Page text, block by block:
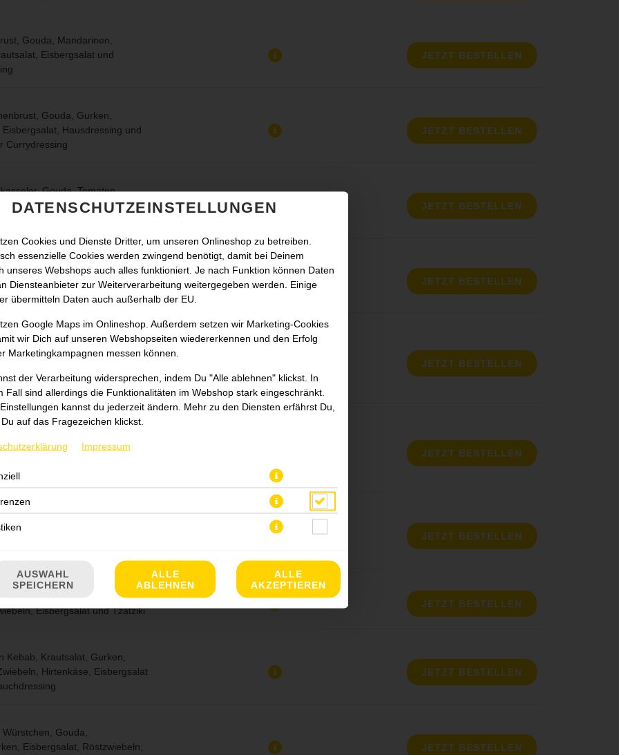
Gouda, Mandarinen,
Eisbergsalat und
JETZT BESTELLEN
Gouda, Gurken,
Eisbergsalat, Hausdressing und
Currydressing
JETZT BESTELLEN
Gouda, Tomaten,
Eisbergsalat und
JETZT BESTELLEN
Gouda, Tomaten, Zwiebeln,
Eisbergsalat und
JETZT BESTELLEN
Chester-Käse,
Tomaten, Zwiebeln,
Hausdressing, Senf
JETZT BESTELLEN
Chester-Käse,
Tomaten, Zwiebeln,
Hausdressing und
JETZT BESTELLEN
mit Mais, Gouda, Gurken,
Hausdressing und
JETZT BESTELLEN
Krautsalat, Tomaten,
Eisbergsalat und Tzatziki
JETZT BESTELLEN
Kebab, Krautsalat, Gurken,
Hirtenkäse, Eisbergsalat
JETZT BESTELLEN
Gouda,
Eisbergsalat, Röstzwiebeln,
JETZT BESTELLEN
DATENSCHUTZEINSTELLUNGEN
Cookies und Dienste Dritter, um unseren Onlineshop zu betreiben.
essenzielle Cookies werden zwingend benötigt, damit bei Deinem
unseres Webshops auch alles funktioniert. Je nach Funktion können Daten
Diensteanbieter zur Weiterverarbeitung weitergegeben werden. Einige
übermitteln Daten auch außerhalb der EU.
Google Maps im Onlineshop. Außerdem setzen wir Marketing-Cookies
wir Dich auf unseren Webshopseiten wiedererkennen und den Erfolg
Marketingkampagnen messen können.
der Verarbeitung widersprechen, indem Du "Alle ablehnen" klickst. In
Fall sind allerdings die Funktionalitäten im Webshop stark eingeschränkt.
kannst du jederzeit ändern. Mehr zu den Diensten erfährst Du,
auf das Fragezeichen klickst.
Impressum
AUSWAHL
SPEICHERN
ALLE
ABLEHNEN
ALLE
AKZEPTIEREN